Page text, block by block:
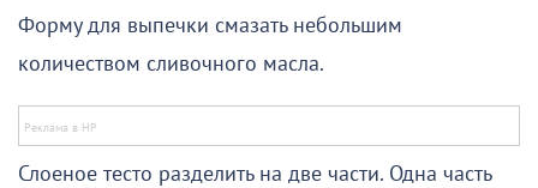
Форму для выпечки смазать небольшим
количеством сливочного масла.
Слоеное тесто разделить на две части. Одна часть